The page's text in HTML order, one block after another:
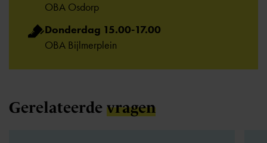
OBA Osdorp
Donderdag 15.00-17.00
OBA Bijlmerplein
Gerelateerde vragen